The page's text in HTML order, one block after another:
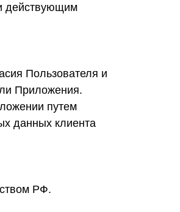
действующим
Пользователя и
Приложения.
путем
данных клиента
РФ.